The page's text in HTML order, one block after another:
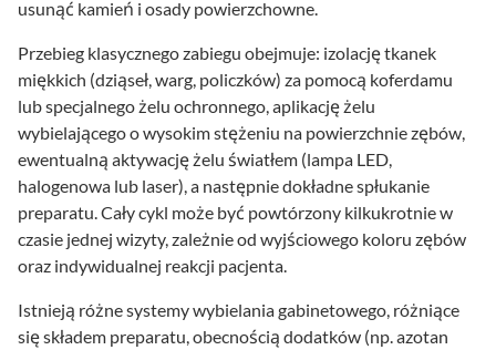
usunąć kamień i osady powierzchowne.
Przebieg klasycznego zabiegu obejmuje: izolację tkanek
miękkich (dziąseł, warg, policzków) za pomocą koferdamu
lub specjalnego żelu ochronnego, aplikację żelu
wybielającego o wysokim stężeniu na powierzchnie zębów,
ewentualną aktywację żelu światłem (lampa LED,
halogenowa lub laser), a następnie dokładne spłukanie
preparatu. Cały cykl może być powtórzony kilkukrotnie w
czasie jednej wizyty, zależnie od wyjściowego koloru zębów
oraz indywidualnej reakcji pacjenta.
Istnieją różne systemy wybielania gabinetowego, różniące
się składem preparatu, obecnością dodatków (np. azotan